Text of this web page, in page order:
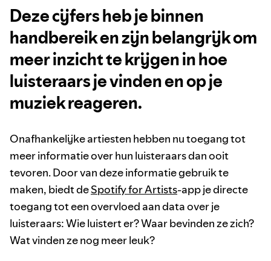
Deze cijfers heb je binnen
handbereik en zijn belangrijk om
meer inzicht te krijgen in hoe
luisteraars je vinden en op je
muziek reageren.
Onafhankelijke artiesten hebben nu toegang tot
meer informatie over hun luisteraars dan ooit
tevoren. Door van deze informatie gebruik te
maken, biedt deSpotify for Artists-app je directe
toegang tot een overvloed aan data over je
luisteraars: Wie luistert er? Waar bevinden ze zich?
Wat vinden ze nog meer leuk?